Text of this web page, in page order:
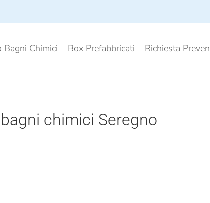
Bagni Chimici Box Prefabbricati Richiesta
chimici Seregno